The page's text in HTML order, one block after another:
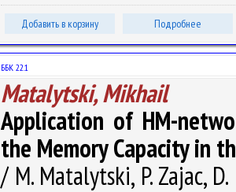
Добавить в корзину Подробнее
ББК 22.1
Matalytski, Mikhail
Application of HM-
the Memory Capacity in
/ M. Matalytski, P. Zajac,